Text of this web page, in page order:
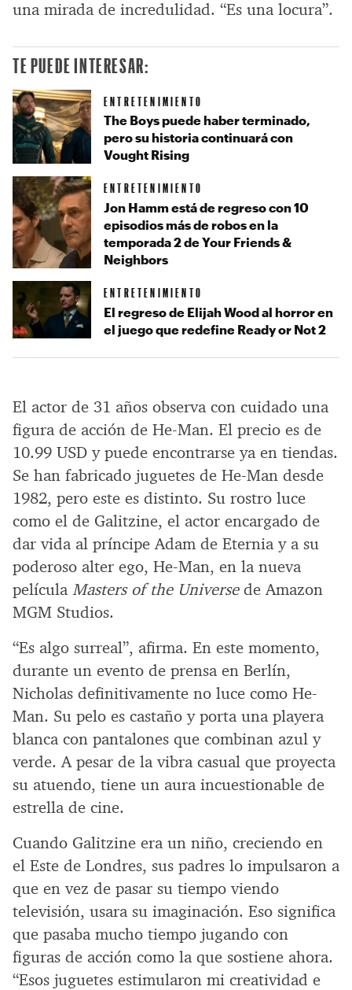
una mirada de incredulidad. “Es una locura”.
El actor de 31 años observa con cuidado una
figura de acción de He-Man. El precio es de
10.99 USD y puede encontrarse ya en tiendas.
Se han fabricado juguetes de He-Man desde
1982, pero este es distinto. Su rostro luce
como el de Galitzine, el actor encargado de
dar vida al príncipe Adam de Eternia y a su
poderoso alter ego, He-Man, en la nueva
película Masters of the Universede Amazon
MGM Studios.
“Es algo surreal”, afirma. En este momento,
durante un evento de prensa en Berlín,
Nicholas definitivamente no luce como He-
Man. Su pelo es castaño y porta una playera
blanca con pantalones que combinan azul y
verde. A pesar de la vibra casual que proyecta
su atuendo, tiene un aura incuestionable de
estrella de cine.
Cuando Galitzine era un niño, creciendo en
el Este de Londres, sus padres lo impulsaron a
que en vez de pasar su tiempo viendo
televisión, usara su imaginación. Eso significa
que pasaba mucho tiempo jugando con
figuras de acción como la que sostiene ahora.
“Esos juguetes estimularon mi creatividad e
TE PUEDE INTERESAR:
ENTRETENIMIENTO
The Boys puede haber terminado,
pero su historia continuará con
Vought Rising
ENTRETENIMIENTO
Jon Hamm está de regreso con 10
episodios más de robos en la
temporada 2 de Your Friends &
Neighbors
ENTRETENIMIENTO
El regreso de Elijah Wood al horror en
el juego que redefine Ready or Not 2